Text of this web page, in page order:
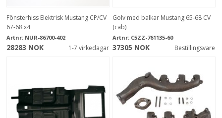
Fönsterhiss Elektrisk Mustang CP/CV
67-68 x4
Artnr: NUR-86700-402
28283 NOK 1-7 virkedagar
Golv med balkar Mustang 65-68 CV
(cab)
Artnr: C5ZZ-761135-60
37305 NOK Bestillingsvare